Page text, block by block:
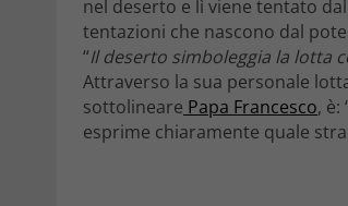
nel deserto e lì viene tentato dal
tentazioni che nascono dal
“Il deserto simboleggia la lotta
Attraverso la sua personale
sottolineare Papa Francesco, è:
esprime chiaramente quale